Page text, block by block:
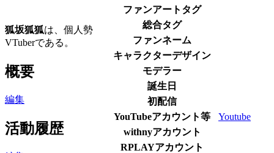
ファンアートタグ
総合タグ
ファンネーム
キャラクターデザイン
モデラー
誕生日
初配信
YouTubeアカウント等
Youtube
withnyアカウント
RPLAYアカウント
狐坂狐狐は、個人勢
VTuberである。
概要
編集
活動履歴